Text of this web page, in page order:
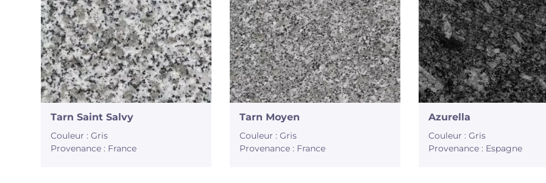
Tarn Saint Salvy
Couleur : Gris
Provenance : France
Tarn Moyen
Couleur : Gris
Provenance : France
Azurella
Couleur : Gris
Provenance : Espagne